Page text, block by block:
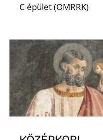
C épület (OMRRK)